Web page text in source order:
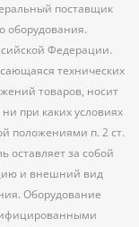
поставщик
оборудования.
Федерации.
технических
товаров, носит
при каких условиях
положениями п. 2 ст.
оставляет за собой
и внешний вид
Оборудование